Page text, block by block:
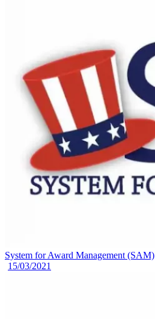
System for Award Management (SAM)
15/03/2021